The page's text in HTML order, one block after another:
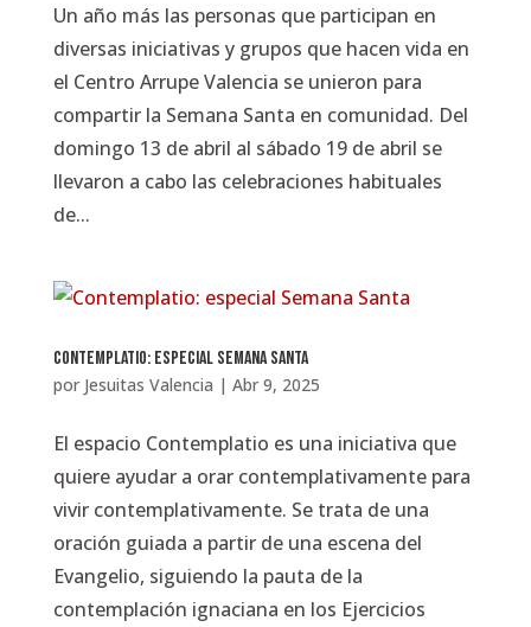
Un año más las personas que participan en
diversas iniciativas y grupos que hacen vida en
el Centro Arrupe Valencia se unieron para
compartir la Semana Santa en comunidad. Del
domingo 13 de abril al sábado 19 de abril se
llevaron a cabo las celebraciones habituales
de...
Contemplatio: especial Semana Santa
por Jesuitas Valencia | Abr 9, 2025
El espacio Contemplatio es una iniciativa que
quiere ayudar a orar contemplativamente para
vivir contemplativamente. Se trata de una
oración guiada a partir de una escena del
Evangelio, siguiendo la pauta de la
contemplación ignaciana en los Ejercicios